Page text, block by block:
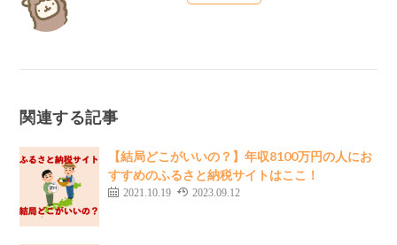
関連する記事
【結局どこがいいの？】年収8100万円の人にお
すすめのふるさと納税サイトはここ！
2021.10.19 2023.09.12